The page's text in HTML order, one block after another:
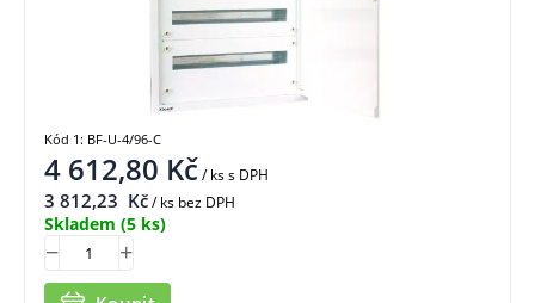
4 612,80 Kč/ kss DPH
3 812,23 Kč/ ks bez DPH
Skladem (5 ks)
Kód 1: BF-U-4/96-C